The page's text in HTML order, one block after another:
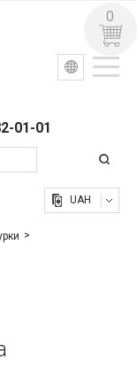
01-01
УКР РУС
UAH
0